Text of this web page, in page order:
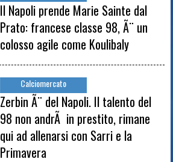
Il Napoli prende Marie Sainte dal
Prato: francese classe 98, Ã¨ un
colosso agile come Koulibaly
Calciomercato
Zerbin Ã¨ del Napoli. Il talento del
98 non andrÃ in prestito, rimane
qui ad allenarsi con Sarri e la
Primavera